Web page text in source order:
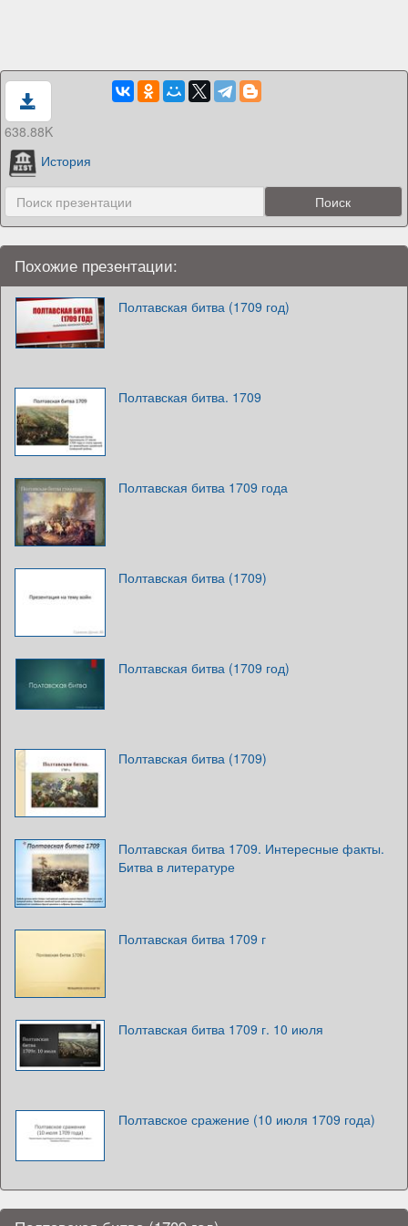
638.88K
История
Похожие презентации:
Полтавская битва (1709 год)
Полтавская битва. 1709
Полтавская битва 1709 года
Полтавская битва (1709)
Полтавская битва (1709 год)
Полтавская битва (1709)
Полтавская битва 1709. Интересные факты.
Битва в литературе
Полтавская битва 1709 г
Полтавская битва 1709 г. 10 июля
Полтавское сражение (10 июля 1709 года)